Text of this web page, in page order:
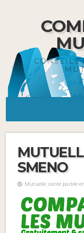
CONSEILS
SMENO
Mutuelle santé postée